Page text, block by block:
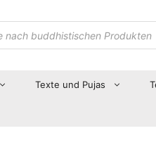
Texte und Pujas